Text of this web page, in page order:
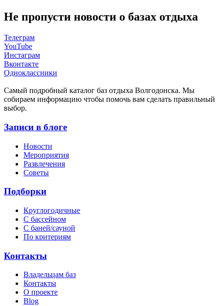
Не пропусти новости о базах отдыха
Телеграм
YouTube
Инстаграм
Вконтакте
Одноклассники
Cамый подробный каталог баз отдыха Волгодонска. Мы
собираем информацию чтобы помочь вам сделать правильный
выбор.
Записи в блоге
Новости
Мероприятия
Развлечения
Советы
Подборки
Круглогодичные
С бассейном
С баней/сауной
По критериям
Контакты
Владельцам баз
Контакты
О проекте
Blog